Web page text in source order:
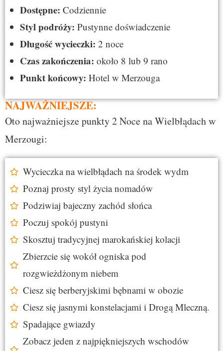
Dostępne: Codziennie
Styl podróży: Pustynne doświadczenie
Długość wycieczki: 2 noce
Czas zakończenia: około 8 lub 9 rano
Punkt końcowy: Hotel w Merzouga
NAJWAŻNIEJSZE:
Oto najważniejsze punkty 2 Noce na Wielbłądach w
Merzougi:
Wycieczka na wielbłądach na środek wydm
Poznaj prosty styl życia nomadów
Podziwiaj bajeczny zachód słońca
Poczuj spokój pustyni
Skosztuj tradycyjnej marokańskiej kolacji
Zbierzcie się wokół ogniska pod
rozgwieżdżonym niebem
Ciesz się berberyjskimi bębnami w obozie
Ciesz się jasnymi konstelacjami i Drogą Mleczną.
Spadające gwiazdy
Zobacz jeden z najpiękniejszych wschodów